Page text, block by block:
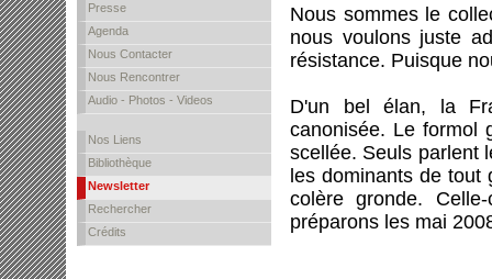
Presse
Agenda
Nous Contacter
Nous Rencontrer
Audio - Photos - Videos
Nos Liens
Bibliothèque
Newsletter
Rechercher
Crédits
Nous sommes le
nous voulons juste
résistance. Puisque
D'un bel élan, la
canonisée. Le formol
scellée. Seuls parlent
les dominants de
colère gronde.
préparons les mai